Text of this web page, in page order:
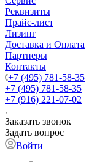
Реквизиты
Прайс-лист
Лизинг
Доставка и Оплата
Партнеры
Контакты
+7 (495) 781-58-35
+7 (495) 781-58-35
+7 (916) 221-07-02
Заказать звонок
Задать вопрос
Войти